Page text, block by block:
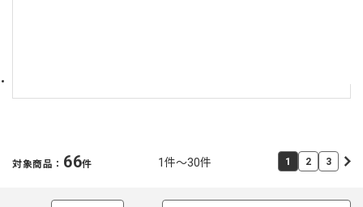
対象商品： 66件 1件～30件 1 2 3